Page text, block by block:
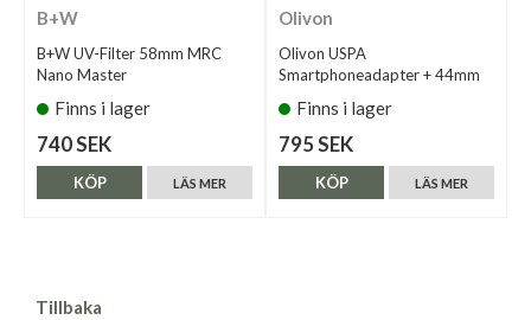
B+W
B+W UV-Filter 58mm MRC
Nano Master
Finns i lager
740 SEK
LÄS MER
KÖP
Olivon
Olivon USPA
Smartphoneadapter + 44mm
Finns i lager
795 SEK
LÄS MER
KÖP
Tillbaka